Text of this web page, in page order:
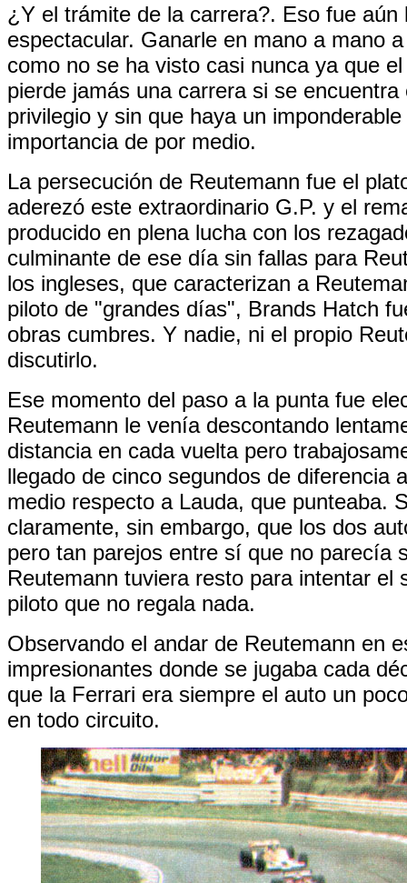
¿Y el trámite de la carrera?. Eso fue aún
espectacular. Ganarle en mano a mano
como no se ha visto casi nunca ya que
pierde jamás una carrera si se encuentra
privilegio y sin que haya un
importancia de por medio.
La persecución de Reutemann fue el
aderezó este extraordinario G.P. y el
producido en plena lucha con los
culminante de ese día sin fallas para
los ingleses, que caracterizan a
piloto de "grandes días", Brands Hatch
obras cumbres. Y nadie, ni el propio
discutirlo.
Ese momento del paso a la punta fue
Reutemann le venía descontando
distancia en cada vuelta pero
llegado de cinco segundos de diferencia
medio respecto a Lauda, que punteaba.
claramente, sin embargo, que los dos
pero tan parejos entre sí que no parecía
Reutemann tuviera resto para intentar el
piloto que no regala nada.
Observando el andar de Reutemann en
impresionantes donde se jugaba cada
que la Ferrari era siempre el auto un
en todo circuito.